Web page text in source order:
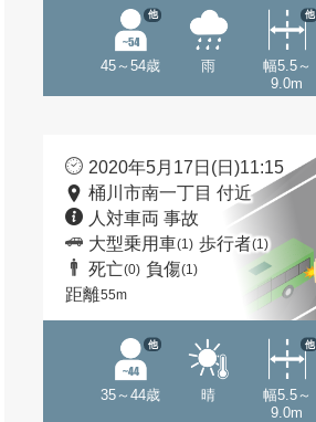
45～54歳
他
雨
幅5.5～
9.0m
他
2020年5月17日(日)11:15
桶川市南一丁目 付近
人対車両 事故
大型乗用車(1) 歩行者(1)
死亡(0) 負傷(1)
距離55m
35～44歳
他
晴
幅5.5～
9.0m
他